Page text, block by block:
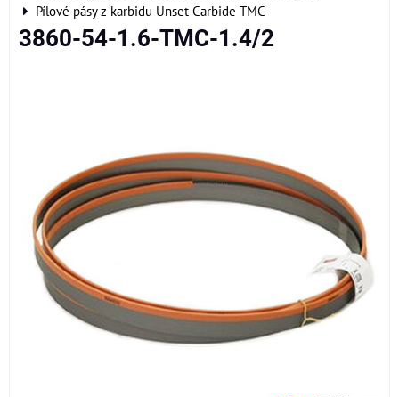
Pílové pásy z karbidu Unset Carbide TMC
3860-54-1.6-TMC-1.4/2